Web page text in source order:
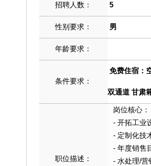
招聘人数： 5
性别要求： 男
年龄要求：
条件要求：
免费住宿：
双通道 甘肃
职位描述：
岗位核心：
- 开拓工业
- 定制化技
- 年度销售
- 水处理/营